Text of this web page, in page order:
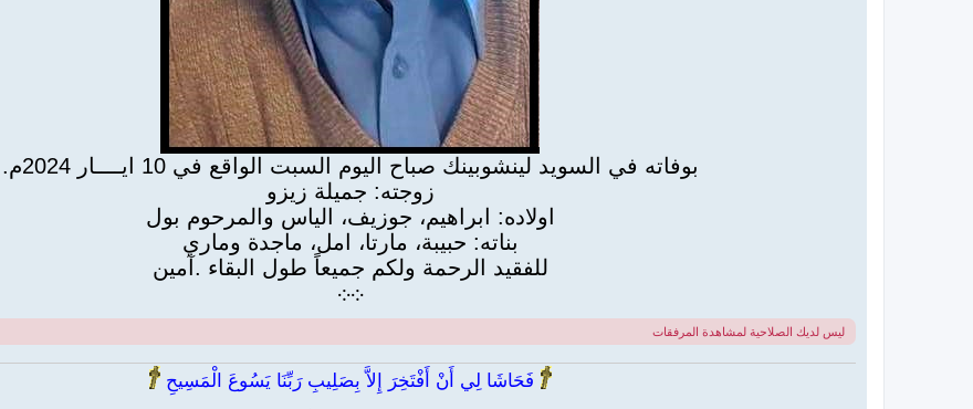
بوفاته في السويد لينشوبينك صباح اليوم السبت الواقع في 10 ايــــار 2024م.
زوجته: جميلة زيزو
اولاده: ابراهيم، جوزيف، الياس والمرحوم بول
بناته: حبيبة، مارتا، امل، ماجدة وماري
للفقيد الرحمة ولكم جميعاً طول البقاء .آمين
܀܀
ليس لديك الصلاحية لمشاهدة المرفقات
فَحَاشَا لِي أَنْ أَفْتَخِرَ إِلاَّ بِصَلِيبِ رَبِّنَا يَسُوعَ الْمَسِيحِ